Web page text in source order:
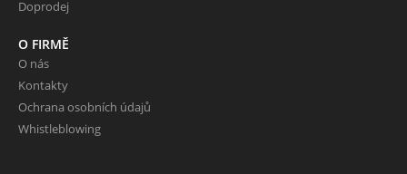
Doprodej
O FIRMĚ
O nás
Kontakty
Ochrana osobních údajů
Whistleblowing